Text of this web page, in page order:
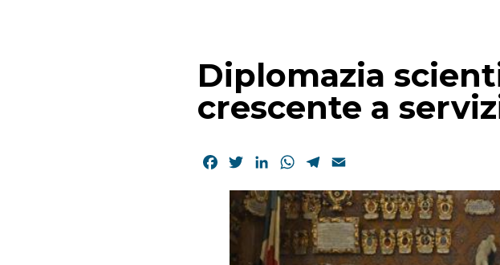
Diplomazia
crescente a
Facebook
TwitterLinkedInWhatsApp
Telegram